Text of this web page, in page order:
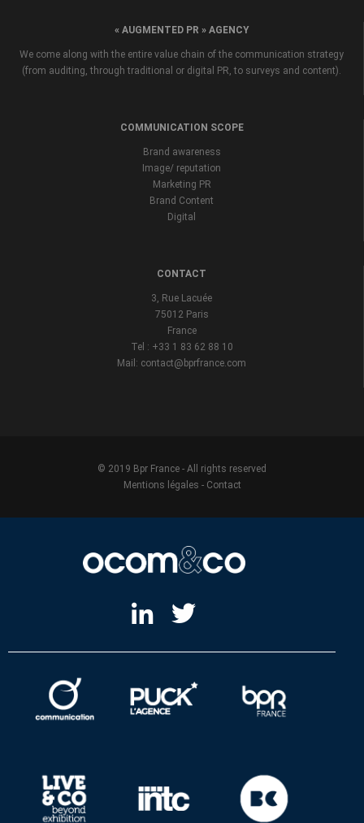
« AUGMENTED PR » AGENCY
We come along with the entire value chain of the communication strategy
(from auditing, through traditional or digital PR, to surveys and content).
COMMUNICATION SCOPE
Brand awareness
Image/ reputation
Marketing PR
Brand Content
Digital
CONTACT
3, Rue Lacuée
75012 Paris
France
Tel : +33 1 83 62 88 10
Mail: contact@bprfrance.com
© 2019 Bpr France - All rights reserved
Mentions légales - Contact